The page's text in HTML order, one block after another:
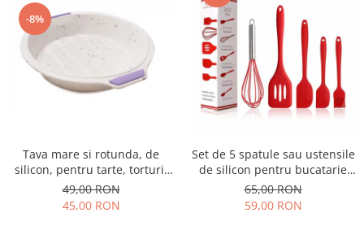
-8%
Tava mare si rotunda, de
silicon, pentru tarte, torturi,
prajituri, chec, 29cm
49,00 RON
45,00 RON
Set de 5 spatule sau ustensile
de silicon pentru bucatarie
rezistente la caldura
65,00 RON
59,00 RON